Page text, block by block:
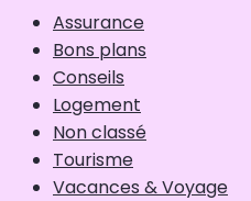
Assurance
Bons plans
Conseils
Logement
Non classé
Tourisme
Vacances & Voyage